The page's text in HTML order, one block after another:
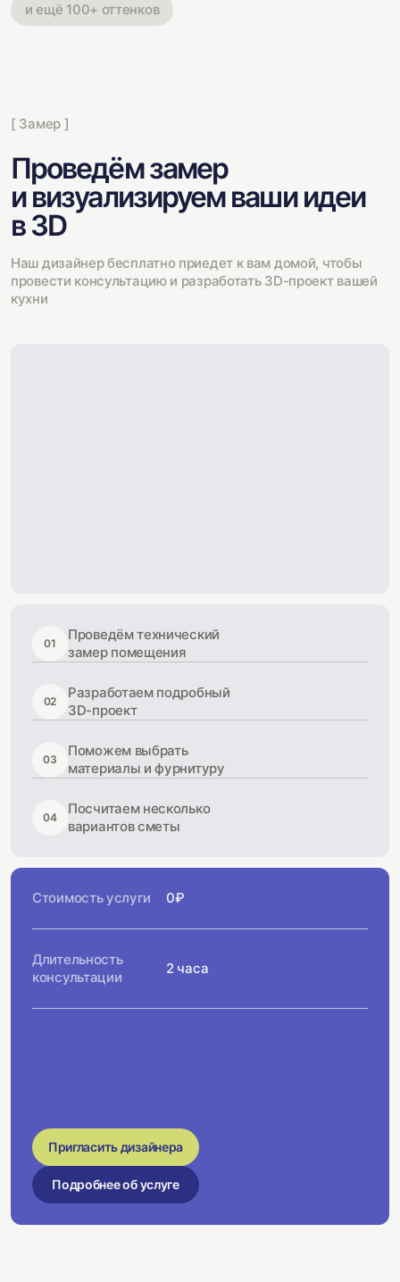
и ещё 100+ оттенков
[ Замер ]
Проведём замер
и визуализируем ваши идеи
в 3D
Наш дизайнер бесплатно приедет к вам домой, чтобы
провести консультацию и разработать 3D-проект вашей
кухни
01
Проведём технический
замер помещения
02
Разработаем подробный
3D-проект
03
Поможем выбрать
материалы и фурнитуру
04
Посчитаем несколько
вариантов сметы
Стоимость услуги 0₽
Длительность
консультации
2 часа
Пригласить дизайнера
Подробнее об услуге